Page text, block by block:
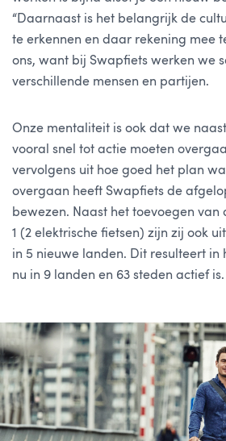
“Daarnaast is het belangrijk de
te erkennen en daar rekening mee
ons, want bij Swapfiets werken we
verschillende mensen en partijen.
Onze mentaliteit is ook dat we
vooral snel tot actie moeten
vervolgens uit hoe goed het plan
overgaan heeft Swapfiets de
bewezen. Naast het toevoegen van
1 (2 elektrische fietsen) zijn zij ook
in 5 nieuwe landen. Dit resulteert
nu in 9 landen en 63 steden actief is.